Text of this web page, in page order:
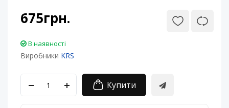
675грн.
В наявності
Виробники KRS
Купити